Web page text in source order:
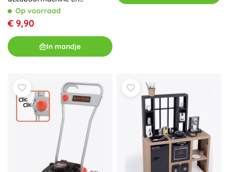
schroevendraaier Smoby
Black&Decker met baksteen
Op voorraad
€ 9,90
In mandje